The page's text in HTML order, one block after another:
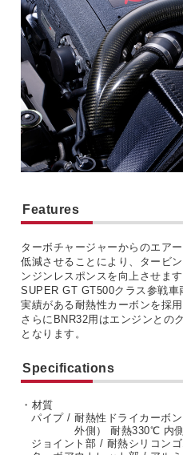
Features
ターボチャージャーからのエア
低減させることにより、タービ
ンジンレスポンスを向上させま
SUPER GT GT500クラス参戦車
実績がある耐熱性カーボンを採用
さらにBNR32用はエンジンとの
となります。
Specifications
・材質
パイプ / 耐熱性ドライカーボン
外側） 耐熱330℃ 内側
ジョイント部 / 耐熱シリコンゴ